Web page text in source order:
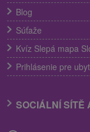
Blog
Súťaže
Kvíz Slepá mapa
Prihlásenie pre
SOCIÁLNÍ SÍTĚ